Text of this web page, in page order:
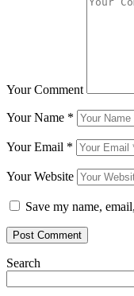
Your Comment
Your Name *
Your Email *
Your Website
Save my name,
Search